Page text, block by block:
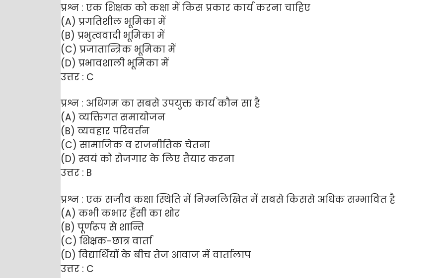
प्रश्न : एक शिक्षक को कक्षा में किस प्रकार कार्य करना चाहिए
(A) प्रगतिशील भूमिका में
(B) प्रभुत्ववादी भूमिका में
(C) प्रजातान्त्रिक भूमिका में
(D) प्रभावशाली भूमिका में
उत्तर : C
प्रश्न : अधिगम का सबसे उपयुक्त कार्य कौन सा है
(A) व्यक्तिगत समायोजन
(B) व्यवहार परिवर्तन
(C) सामाजिक व राजनीतिक चेतना
(D) स्वयं को रोजगार के लिए तैयार करना
उत्तर : B
प्रश्न : एक सजीव कक्षा स्थिति में निम्नलिखित में सबसे किससे अधिक सम्भावित है
(A) कभी कभार हँसी का शोर
(B) पूर्णरूप से शान्ति
(C) शिक्षक-छात्र वार्ता
(D) विद्यार्थियों के बीच तेज आवाज में वार्तालाप
उत्तर : C